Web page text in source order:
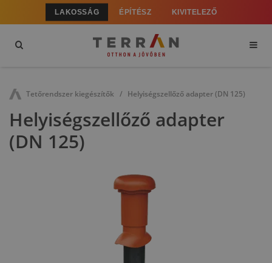
LAKOSSÁG ÉPÍTÉSZ KIVITELEZŐ
Tetőrendszer kiegészítők Helyiségszellőző adapter (DN 125)
Helyiségszellőző adapter
(DN 125)